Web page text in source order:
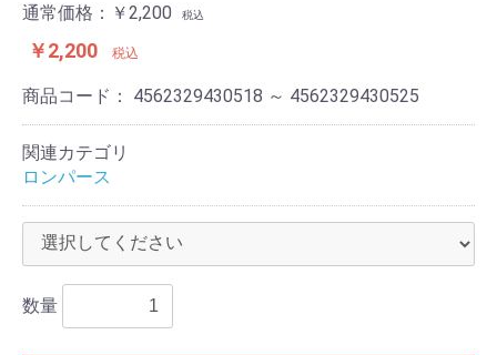
通常価格： ￥2,200 税込
￥2,200 税込
商品コード： 4562329430518 ～ 4562329430525
関連カテゴリ
ロンパース
数量